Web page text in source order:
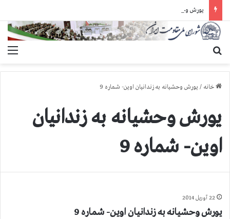
خانه / یورش وحشیانه به زندانیان اوین- شماره 9
یورش وحشیانه به زندانیان
اوین- شماره 9
22 آوریل 2014
یورش وحشیانه به زندانیان اوین- شماره 9